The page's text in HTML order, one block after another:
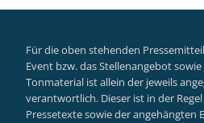
Für die oben stehenden
Event bzw. das Stellenangebot
Tonmaterial ist allein der jeweils
verantwortlich. Dieser ist in der
Pressetexte sowie der angehängten